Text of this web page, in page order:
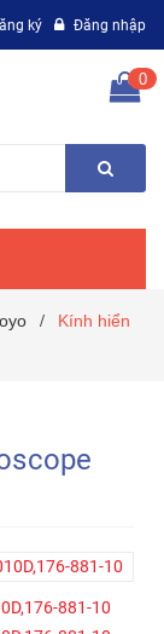
ký Đăng nhập
0
/
Kính hiển